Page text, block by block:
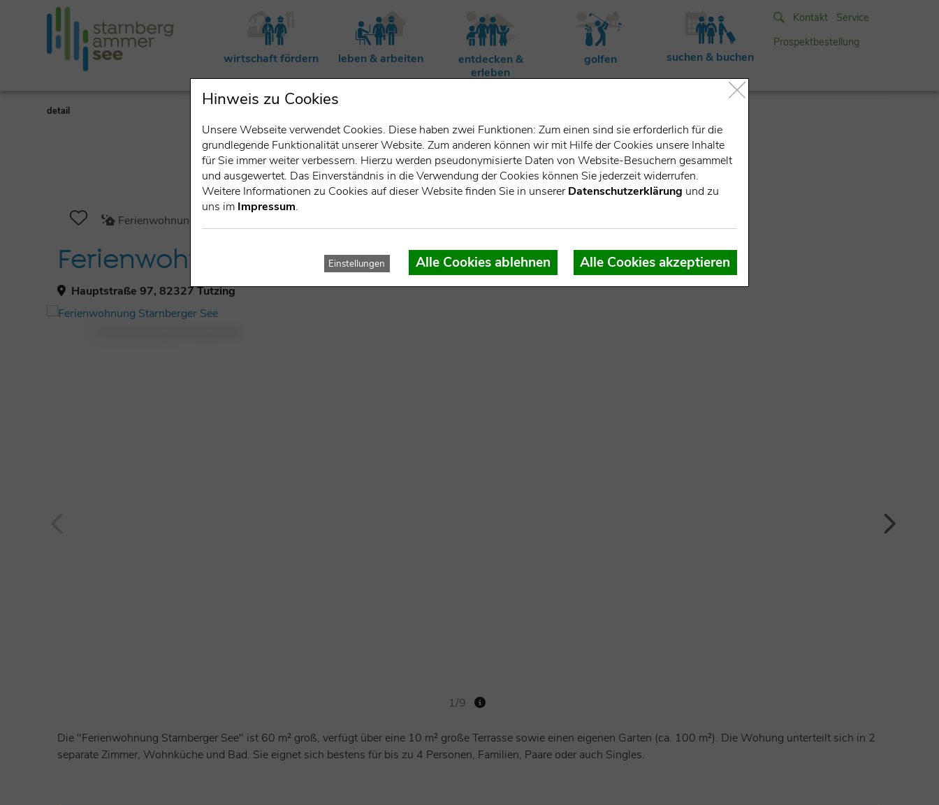
wirtschaft fördern leben & arbeiten
entdecken &
erleben
golfen suchen & buchen
Kontakt
Service
Prospektbestellung
detail
Ferienwohnung (Betrieb)
Ferienwohnung Starnberger See
Hauptstraße 97, 82327 Tutzing
1/9
Die "Ferienwohnung Starnberger See" ist 60 m² groß, verfügt über eine 10 m² große Terrasse sowie einen eigenen Garten (ca. 100 m²). Die Wohung unterteilt sich in 2
separate Zimmer, Wohnküche und Bad. Sie eignet sich bestens für bis zu 4 Personen, Familien, Paare oder auch Singles.
Hinweis zu Cookies
Unsere Webseite verwendet Cookies. Diese haben zwei Funktionen: Zum einen sind sie erforderlich für die
grundlegende Funktionalität unserer Website. Zum anderen können wir mit Hilfe der Cookies unsere Inhalte
für Sie immer weiter verbessern. Hierzu werden pseudonymisierte Daten von Website-Besuchern gesammelt
und ausgewertet. Das Einverständnis in die Verwendung der Cookies können Sie jederzeit widerrufen.
Weitere Informationen zu Cookies auf dieser Website finden Sie in unsererDatenschutzerklärung und zu
uns im Impressum.
Einstellungen Alle Cookies ablehnen Alle Cookies akzeptieren